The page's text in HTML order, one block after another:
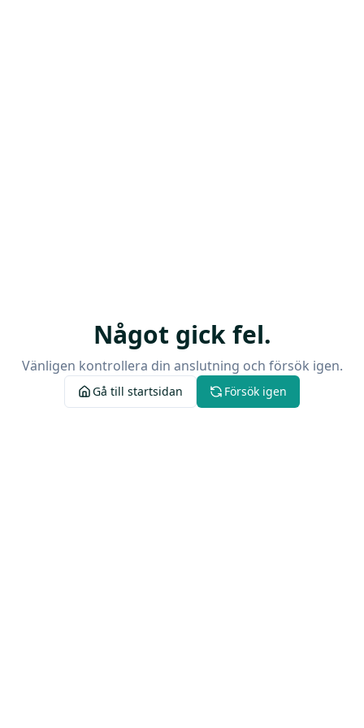
Något gick fel.
Vänligen kontrollera din anslutning och försök igen.
Gå till startsidan Försök igen